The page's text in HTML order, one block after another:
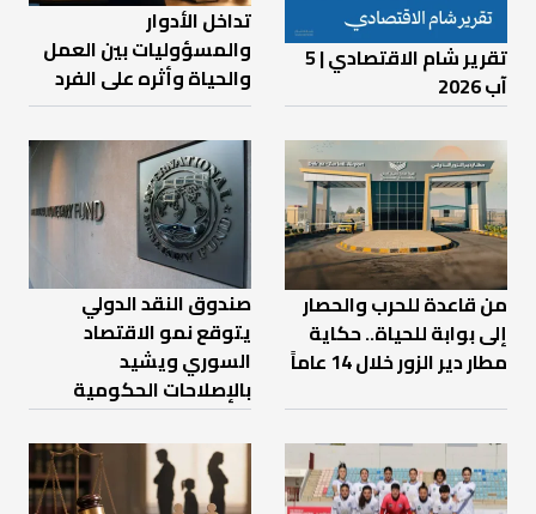
تقرير شام الاقتصادي | 5
آب 2026
تداخل الأدوار
والمسؤوليات بين العمل
والحياة وأثره على الفرد
من قاعدة للحرب والحصار
إلى بوابة للحياة.. حكاية
مطار دير الزور خلال 14 عاماً
صندوق النقد الدولي
يتوقع نمو الاقتصاد
السوري ويشيد
بالإصلاحات الحكومية